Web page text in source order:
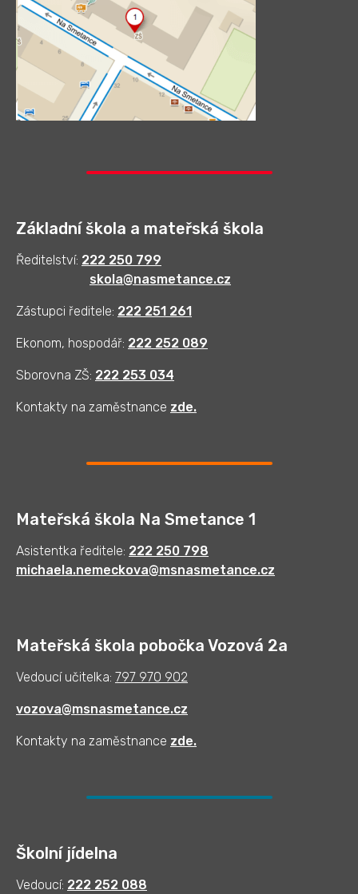
Základní škola a mateřská škola
Ředitelství: 222 250 799
skola@nasmetance.cz
Zástupci ředitele: 222 251 261
Ekonom, hospodář: 222 252 089
Sborovna ZŠ: 222 253 034
Kontakty na zaměstnance zde.
Mateřská škola Na Smetance 1
Asistentka ředitele: 222 250 798
michaela.nemeckova@msnasmetance.cz
Mateřská škola pobočka Vozová 2a
Vedoucí učitelka: 797 970 902
vozova@msnasmetance.cz
Kontakty na zaměstnance zde.
Školní jídelna
Vedoucí: 222 252 088